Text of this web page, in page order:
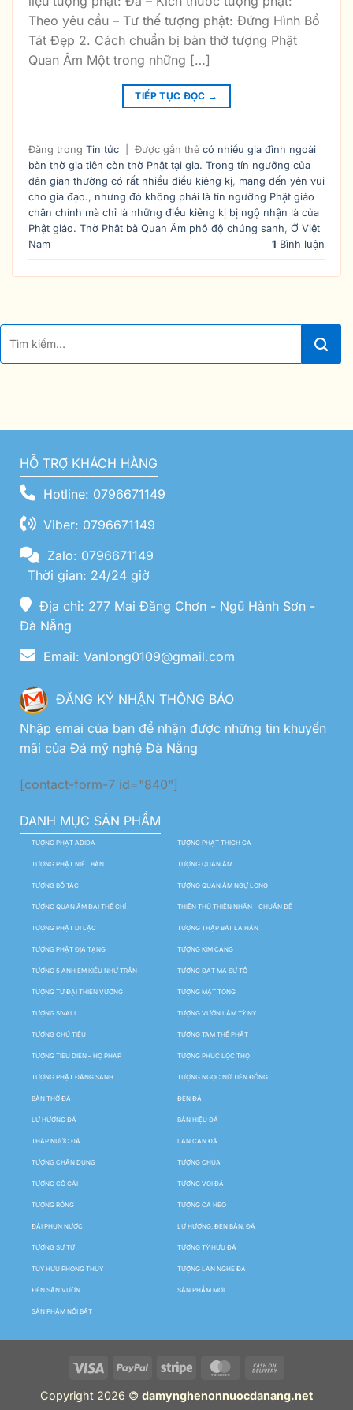
Theo yêu cầu – Tư thế tượng phật: Đứng Hình Bồ
Tát Đẹp 2. Cách chuẩn bị bàn thờ tượng Phật
Quan Âm Một trong những […]
TIẾP TỤC ĐỌC →
Đăng trong Tin tức Được gắn thẻ có nhiều gia đình ngoài
bàn thờ gia tiên còn thờ Phật tại gia. Trong tín ngưỡng của
dân gian thường có rất nhiều điều kiêng kị, mang đến yên vui
cho gia đạo., nhưng đó không phải là tín ngưỡng Phật giáo
chân chính mà chỉ là những điều kiêng kị bị ngộ nhận là của
Phật giáo. Thờ Phật bà Quan Âm phổ độ chúng sanh, Ở Việt
Nam
1 Bình luận
HỖ TRỢ KHÁCH HÀNG
Hotline: 0796671149
Viber: 0796671149
Zalo: 0796671149
Thời gian: 24/24 giờ
Địa chỉ: 277 Mai Đăng Chơn - Ngũ Hành Sơn -
Đà Nẵng
Email: Vanlong0109@gmail.com
ĐĂNG KÝ NHẬN THÔNG BÁO
Nhập emai của bạn để nhận được những tin khuyến
mãi của Đá mỹ nghệ Đà Nẵng
[contact-form-7 id="840"]
DANH MỤC SẢN PHẨM
TƯỢNG PHẬT ADIDA TƯỢNG PHẬT THÍCH CA
TƯỢNG PHẬT NIẾT BÀN TƯỢNG QUAN ÂM
TƯỢNG BỒ TÁC TƯỢNG QUAN ÂM NGỰ LONG
TƯỢNG QUAN ÂM ĐẠI THẾ CHÍ THIÊN THỦ THIÊN NHÃN – CHUẨN ĐỀ
TƯỢNG PHẬT DI LẶC TƯỢNG THẬP BÁT LA HÁN
TƯỢNG PHẬT ĐỊA TẠNG TƯỢNG KIM CANG
TƯỢNG 5 ANH EM KIỀU NHƯ TRẦN TƯỢNG ĐẠT MA SƯ TỔ
TƯỢNG TỨ ĐẠI THIÊN VƯƠNG TƯỢNG MẬT TÔNG
TƯỢNG SIVALI TƯỢNG VƯỜN LÂM TỲ NY
TƯỢNG CHÚ TIỂU TƯỢNG TAM THẾ PHẬT
TƯỢNG TIÊU DIỆN – HỘ PHÁP TƯỢNG PHÚC LỘC THỌ
TƯỢNG PHẬT ĐẢNG SANH TƯỢNG NGỌC NỮ TIÊN ĐỒNG
BÀN THỜ ĐÁ ĐÈN ĐÁ
LƯ HƯƠNG ĐÁ BẢN HIỆU ĐÁ
THÁP NƯỚC ĐÁ LAN CAN ĐÁ
TƯỢNG CHÂN DUNG TƯỢNG CHÚA
TƯỢNG CÔ GÁI TƯỢNG VOI ĐÁ
TƯỢNG RỒNG TƯỢNG CÁ HEO
ĐÀI PHUN NƯỚC LƯ HƯƠNG, ĐÈN BÀN, ĐÁ
TƯỢNG SƯ TỬ TƯỢNG TỲ HƯU ĐÁ
TÙY HƯU PHONG THỦY TƯỢNG LÂN NGHÊ ĐÁ
ĐÈN SÂN VƯỜN SẢN PHẨM MỚI
SẢN PHẨM NỔI BẬT
Copyright 2026 © damynghenonnuocdanang.net